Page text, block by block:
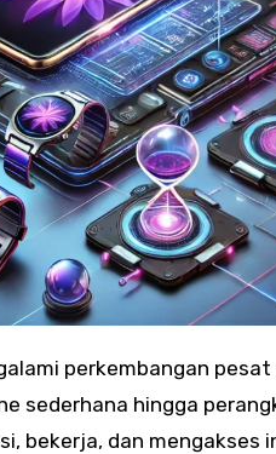
perkembangan
sederhana hingga
bekerja, dan mengakses